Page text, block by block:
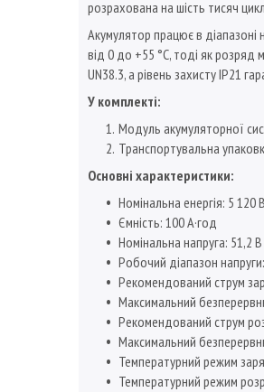
розрахована на шість тисяч
Акумулятор працює в діапазоні
від 0 до +55 °C, тоді як розряд
UN38.3, а рівень захисту IP21
У комплекті:
Модуль акумуляторної
Транспортувальна
Основні характеристики:
Номінальна енергія: 5 120
Ємність: 100 А·год
Номінальна напруга: 51,2 В
Робочий діапазон
Рекомендований струм
Максимальний
Рекомендований струм
Максимальний
Температурний режим
Температурний режим